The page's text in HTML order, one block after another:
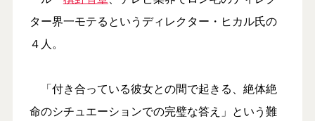
ター界一モテるというディレクター・ヒカル氏の
４人。
「付き合っている彼女との間で起きる、絶体絶
命のシチュエーションでの完璧な答え」という難